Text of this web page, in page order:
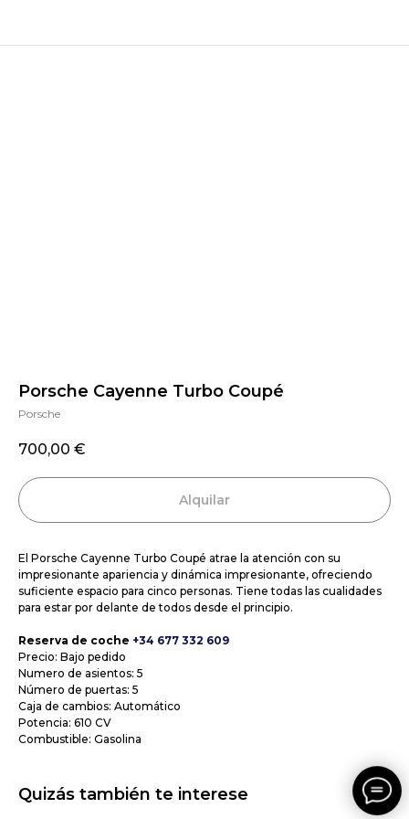
Porsche Cayenne Turbo Coupé
Porsche
700,00 €
Alquilar
El Porsche Cayenne Turbo Coupé atrae la atención con su
impresionante apariencia y dinámica impresionante, ofreciendo
suficiente espacio para cinco personas. Tiene todas las cualidades
para estar por delante de todos desde el principio.
Reserva de coche +34 677 332 609
Precio: Bajo pedido
Numero de asientos: 5
Número de puertas: 5
Caja de cambios: Automático
Potencia: 610 CV
Combustible: Gasolina
Quizás también te interese